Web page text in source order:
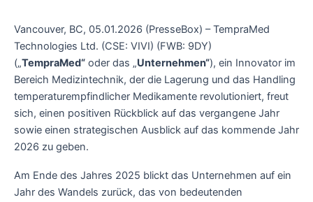
Vancouver, BC, 05.01.2026 (PresseBox) – TempraMed
Technologies Ltd. (CSE: VIVI) (FWB: 9DY)
(„TempraMed“ oder das „Unternehmen“), ein Innovator im
Bereich Medizintechnik, der die Lagerung und das Handling
temperaturempfindlicher Medikamente revolutioniert, freut
sich, einen positiven Rückblick auf das vergangene Jahr
sowie einen strategischen Ausblick auf das kommende Jahr
2026 zu geben.
Am Ende des Jahres 2025 blickt das Unternehmen auf ein
Jahr des Wandels zurück, das von bedeutenden